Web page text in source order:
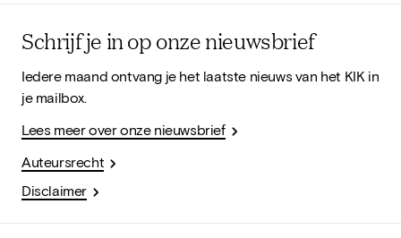
Schrijf je in op onze nieuwsbrief
Iedere maand ontvang je het laatste nieuws van het KIK in
je mailbox.
Lees meer over onze nieuwsbrief
Auteursrecht
Disclaimer